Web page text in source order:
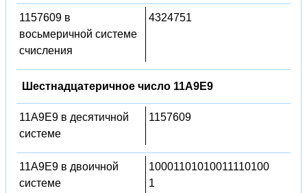
1157609 в
восьмеричной системе
счисления
4324751
Шестнадцатеричное число 11A9E9
11A9E9 в десятичной
системе
1157609
11A9E9 в двоичной
системе
10001101010011110100
1